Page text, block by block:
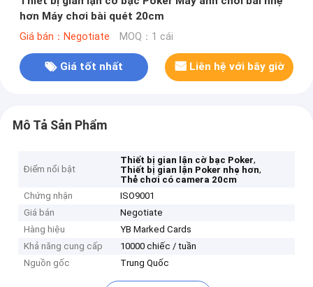
hơn Máy chơi bài quét 20cm
Giá bán：Negotiate MOQ：1 cái
Giá tốt nhất Liên hệ với bây giờ
Mô Tả Sản Phẩm
Điểm nổi bật
Thiết bị gian lận cờ bạc Poker,
Thiết bị gian lận Poker nhẹ hơn,
Thẻ chơi có camera 20cm
Chứng nhận
ISO9001
Giá bán
Negotiate
Hàng hiệu
YB Marked Cards
Khả năng cung cấp
10000 chiếc / tuần
Nguồn gốc
Trung Quốc